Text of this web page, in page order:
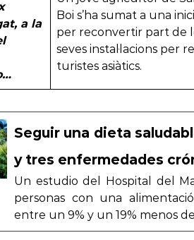
a la
Boi s’ha sumat a una
per reconvertir part de
seves instal·lacions per
turistes asiàtics.
Seguir una dieta
y tres enfermedades
Un estudio del Hospital del
personas con una
entre un 9% y un 19% menos